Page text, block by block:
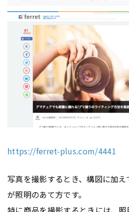
https://ferret-plus.com/4441
写真を撮影するとき、構図に加
が照明のあて方です。